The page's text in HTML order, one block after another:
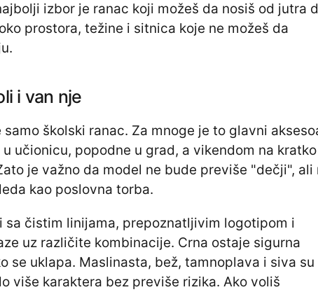
izbor je ranac koji možeš da nosiš od jutra
prostora, težine i sitnica koje ne možeš da
i van nje
školski ranac. Za mnoge je to glavni
učionicu, popodne u grad, a vikendom na kratko
je važno da model ne bude previše "dečji", ali
kao poslovna torba.
sa čistim linijama, prepoznatljivim logotipom i
uz različite kombinacije. Crna ostaje sigurna
se uklapa. Maslinasta, bež, tamnoplava i siva su
više karaktera bez previše rizika. Ako voliš